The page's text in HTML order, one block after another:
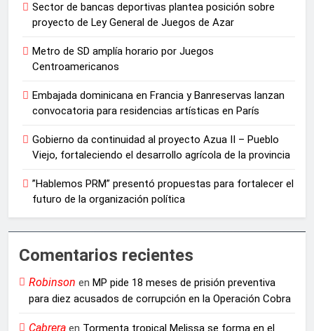
Sector de bancas deportivas plantea posición sobre
proyecto de Ley General de Juegos de Azar
Metro de SD amplía horario por Juegos
Centroamericanos
Embajada dominicana en Francia y Banreservas lanzan
convocatoria para residencias artísticas en París
Gobierno da continuidad al proyecto Azua II – Pueblo
Viejo, fortaleciendo el desarrollo agrícola de la provincia
”Hablemos PRM” presentó propuestas para fortalecer el
futuro de la organización política
Comentarios recientes
Robinson en MP pide 18 meses de prisión preventiva
para diez acusados de corrupción en la Operación Cobra
Cabrera